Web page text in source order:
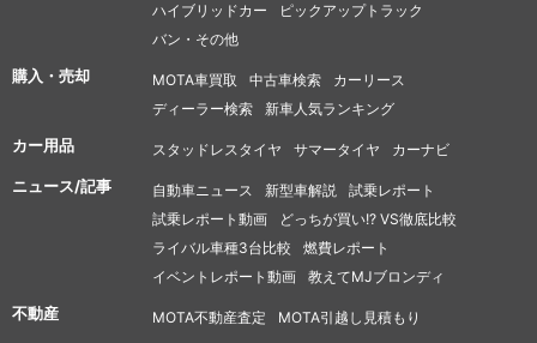
ハイブリッドカー
ピックアップトラック
バン・その他
購入・売却 MOTA車買取 中古車検索
カーリース
ディーラー検索
新車人気ランキング
カー用品 スタッドレスタイヤ サマータイヤ カーナビ
ニュース/記事 自動車ニュース 新型車解説
試乗レポート
試乗レポート動画
どっちが買い!? VS徹底比較
ライバル車種3台比較
燃費レポート
イベントレポート動画
教えてMJブロンディ
不動産 MOTA不動産査定 MOTA引越し見積もり